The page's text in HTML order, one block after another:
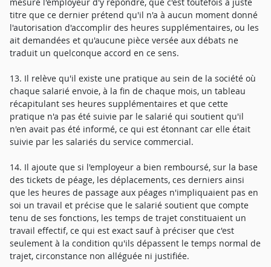
titre que ce dernier prétend qu'il n'a à aucun moment donné
l'autorisation d'accomplir des heures supplémentaires, ou les
ait demandées et qu'aucune pièce versée aux débats ne
traduit un quelconque accord en ce sens.
13. Il relève qu'il existe une pratique au sein de la société où
chaque salarié envoie, à la fin de chaque mois, un tableau
récapitulant ses heures supplémentaires et que cette
pratique n'a pas été suivie par le salarié qui soutient qu'il
n'en avait pas été informé, ce qui est étonnant car elle était
suivie par les salariés du service commercial.
14. Il ajoute que si l'employeur a bien remboursé, sur la base
des tickets de péage, les déplacements, ces derniers ainsi
que les heures de passage aux péages n'impliquaient pas en
soi un travail et précise que le salarié soutient que compte
tenu de ses fonctions, les temps de trajet constituaient un
travail effectif, ce qui est exact sauf à préciser que c'est
seulement à la condition qu'ils dépassent le temps normal de
trajet, circonstance non alléguée ni justifiée.